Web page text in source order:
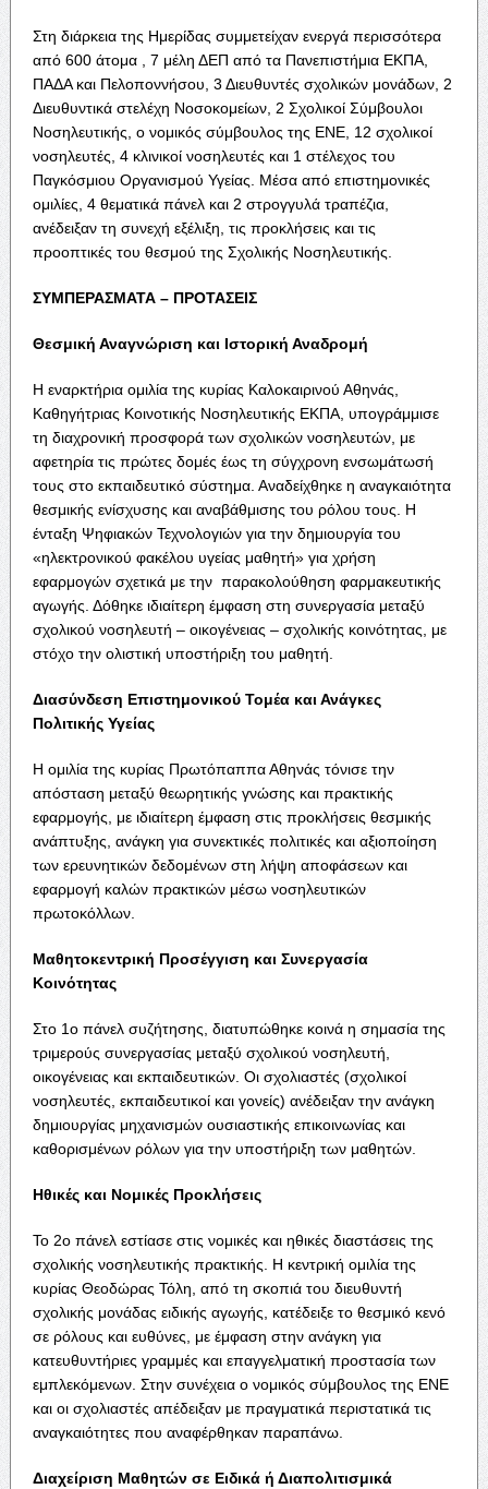
Στη διάρκεια της Ημερίδας συμμετείχαν ενεργά περισσότερα
από 600 άτομα , 7 μέλη ΔΕΠ από τα Πανεπιστήμια ΕΚΠΑ,
ΠΑΔΑ και Πελοποννήσου, 3 Διευθυντές σχολικών μονάδων, 2
Διευθυντικά στελέχη Νοσοκομείων, 2 Σχολικοί Σύμβουλοι
Νοσηλευτικής, ο νομικός σύμβουλος της ΕΝΕ, 12 σχολικοί
νοσηλευτές, 4 κλινικοί νοσηλευτές και 1 στέλεχος του
Παγκόσμιου Οργανισμού Υγείας. Μέσα από επιστημονικές
ομιλίες, 4 θεματικά πάνελ και 2 στρογγυλά τραπέζια,
ανέδειξαν τη συνεχή εξέλιξη, τις προκλήσεις και τις
προοπτικές του θεσμού της Σχολικής Νοσηλευτικής.
ΣΥΜΠΕΡΑΣΜΑΤΑ – ΠΡΟΤΑΣΕΙΣ
Θεσμική Αναγνώριση και Ιστορική Αναδρομή
Η εναρκτήρια ομιλία της κυρίας Καλοκαιρινού Αθηνάς,
Καθηγήτριας Κοινοτικής Νοσηλευτικής ΕΚΠΑ, υπογράμμισε
τη διαχρονική προσφορά των σχολικών νοσηλευτών, με
αφετηρία τις πρώτες δομές έως τη σύγχρονη ενσωμάτωσή
τους στο εκπαιδευτικό σύστημα. Αναδείχθηκε η αναγκαιότητα
θεσμικής ενίσχυσης και αναβάθμισης του ρόλου τους. Η
ένταξη Ψηφιακών Τεχνολογιών για την δημιουργία του
«ηλεκτρονικού φακέλου υγείας μαθητή» για χρήση
εφαρμογών σχετικά με την παρακολούθηση φαρμακευτικής
αγωγής. Δόθηκε ιδιαίτερη έμφαση στη συνεργασία μεταξύ
σχολικού νοσηλευτή – οικογένειας – σχολικής κοινότητας, με
στόχο την ολιστική υποστήριξη του μαθητή.
Διασύνδεση Επιστημονικού Τομέα και Ανάγκες
Πολιτικής Υγείας
Η ομιλία της κυρίας Πρωτόπαππα Αθηνάς τόνισε την
απόσταση μεταξύ θεωρητικής γνώσης και πρακτικής
εφαρμογής, με ιδιαίτερη έμφαση στις προκλήσεις θεσμικής
ανάπτυξης, ανάγκη για συνεκτικές πολιτικές και αξιοποίηση
των ερευνητικών δεδομένων στη λήψη αποφάσεων και
εφαρμογή καλών πρακτικών μέσω νοσηλευτικών
πρωτοκόλλων.
Μαθητοκεντρική Προσέγγιση και Συνεργασία
Κοινότητας
Στο 1ο πάνελ συζήτησης, διατυπώθηκε κοινά η σημασία της
τριμερούς συνεργασίας μεταξύ σχολικού νοσηλευτή,
οικογένειας και εκπαιδευτικών. Οι σχολιαστές (σχολικοί
νοσηλευτές, εκπαιδευτικοί και γονείς) ανέδειξαν την ανάγκη
δημιουργίας μηχανισμών ουσιαστικής επικοινωνίας και
καθορισμένων ρόλων για την υποστήριξη των μαθητών.
Ηθικές και Νομικές Προκλήσεις
Το 2ο πάνελ εστίασε στις νομικές και ηθικές διαστάσεις της
σχολικής νοσηλευτικής πρακτικής. Η κεντρική ομιλία της
κυρίας Θεοδώρας Τόλη, από τη σκοπιά του διευθυντή
σχολικής μονάδας ειδικής αγωγής, κατέδειξε το θεσμικό κενό
σε ρόλους και ευθύνες, με έμφαση στην ανάγκη για
κατευθυντήριες γραμμές και επαγγελματική προστασία των
εμπλεκόμενων. Στην συνέχεια ο νομικός σύμβουλος της ΕΝΕ
και οι σχολιαστές απέδειξαν με πραγματικά περιστατικά τις
αναγκαιότητες που αναφέρθηκαν παραπάνω.
Διαχείριση Μαθητών σε Ειδικά ή Διαπολιτισμικά